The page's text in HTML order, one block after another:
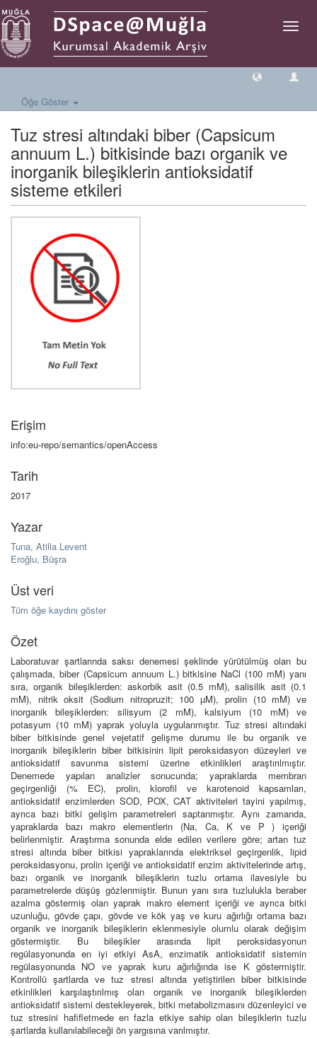
Geçiş
Öğe Göster
Tuz stresi altındaki biber (Capsicum
annuum L.) bitkisinde bazı organik ve
inorganik bileşiklerin antioksidatif
sisteme etkileri
Erişim
info:eu-repo/semantics/openAccess
Tarih
2017
Yazar
Tuna, Atilla Levent
Eroğlu, Büşra
Üst veri
Tüm öğe kaydını göster
Özet
Laboratuvar şartlarında saksı denemesi şeklinde yürütülmüş olan bu
çalışmada, biber (Capsicum annuum L.) bitkisine NaCl (100 mM) yanı
sıra, organik bileşiklerden: askorbik asit (0.5 mM), salisilik asit (0.1
mM), nitrik oksit (Sodium nitropruzit; 100 µM), prolin (10 mM) ve
inorganik bileşiklerden: silisyum (2 mM), kalsiyum (10 mM) ve
potasyum (10 mM) yaprak yoluyla uygulanmıştır. Tuz stresi altındaki
biber bitkisinde genel vejetatif gelişme durumu ile bu organik ve
inorganik bileşiklerin biber bitkisinin lipit peroksidasyon düzeyleri ve
antioksidatif savunma sistemi üzerine etkinlikleri araştırılmıştır.
Denemede yapılan analizler sonucunda; yapraklarda membran
geçirgenliği (% EC), prolin, klorofil ve karotenoid kapsamları,
antioksidatif enzimlerden SOD, POX, CAT aktiviteleri tayini yapılmış,
ayrıca bazı bitki gelişim parametreleri saptanmıştır. Aynı zamanda,
yapraklarda bazı makro elementlerin (Na, Ca, K ve P ) içeriği
belirlenmiştir. Araştırma sonunda elde edilen verilere göre; artan tuz
stresi altında biber bitkisi yapraklarında elektriksel geçirgenlik, lipid
peroksidasyonu, prolin içeriği ve antioksidatif enzim aktivitelerinde artış,
bazı organik ve inorganik bileşiklerin tuzlu ortama ilavesiyle bu
parametrelerde düşüş gözlenmiştir. Bunun yanı sıra tuzlulukla beraber
azalma göstermiş olan yaprak makro element içeriği ve ayrıca bitki
uzunluğu, gövde çapı, gövde ve kök yaş ve kuru ağırlığı ortama bazı
organik ve inorganik bileşiklerin eklenmesiyle olumlu olarak değişim
göstermiştir. Bu bileşikler arasında lipit peroksidasyonun
regülasyonunda en iyi etkiyi AsA, enzimatik antioksidatif sistemin
regülasyonunda NO ve yaprak kuru ağırlığında ise K göstermiştir.
Kontrollü şartlarda ve tuz stresi altında yetiştirilen biber bitkisinde
etkinlikleri karşılaştırılmış olan organik ve inorganik bileşiklerden
antioksidatif sistemi destekleyerek, bitki metabolizmasını düzenleyici ve
tuz stresini hafifletmede en fazla etkiye sahip olan bileşiklerin tuzlu
şartlarda kullanılabileceği ön yargısına varılmıştır.